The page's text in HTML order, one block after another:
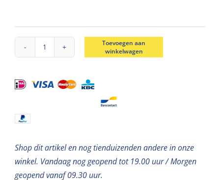
Tafelmes
18cm
Toevoegen aan
winkelwagen
Shop dit artikel en nog tienduizenden andere in onze
winkel. Vandaag nog geopend tot 19.00 uur / Morgen
geopend vanaf 09.30 uur.